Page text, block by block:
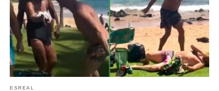
ESREAL